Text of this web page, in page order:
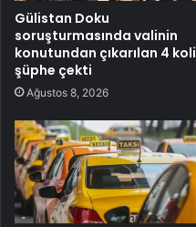
Gülistan Doku
soruşturmasında valinin
konutundan çıkarılan 4 koli
şüphe çekti
Ağustos 8, 2026